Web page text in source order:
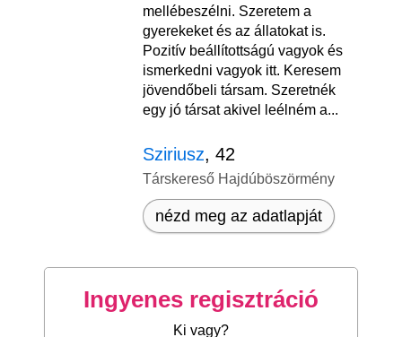
mellébeszélni. Szeretem a
gyerekeket és az állatokat is.
Pozitív beállítottságú vagyok és
ismerkedni vagyok itt. Keresem
jövendőbeli társam. Szeretnék
egy jó társat akivel leélném a...
Sziriusz, 42
Társkereső Hajdúböszörmény
nézd meg az adatlapját
Ingyenes regisztráció
Ki vagy?